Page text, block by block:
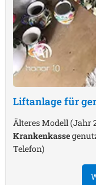
Liftanlage für
Älteres Modell (Jahr
Krankenkasse
Telefon)